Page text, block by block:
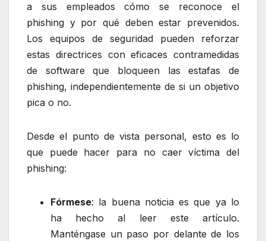
a sus empleados cómo se reconoce el
phishing y por qué deben estar prevenidos.
Los equipos de seguridad pueden reforzar
estas directrices con eficaces contramedidas
de software que bloqueen las estafas de
phishing, independientemente de si un objetivo
pica o no.
Desde el punto de vista personal, esto es lo
que puede hacer para no caer víctima del
phishing:
Fórmese: la buena noticia es que ya lo
ha hecho al leer este artículo.
Manténgase un paso por delante de los